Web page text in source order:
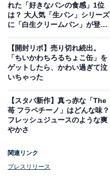
れた「好きなパンの食感」1位
は？ 大人気「生パン」シリーズ
に「白生クリームパン」が登
【開封リポ】売り切れ続出。
「ちいかわちろるちょこ缶」を
ゲットしたら、かわい過ぎて泣
いちゃった
【スタバ新作】真っ赤な「The
苺 フラペチーノ」はどんな味？
フレッシュジュースのような爽
やかさ
関連リンク
プレスリリース